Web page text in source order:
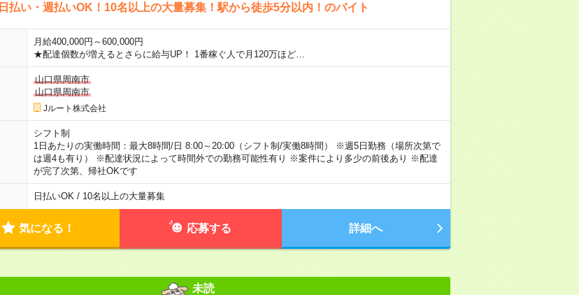
日払い・週払いOK！10名以上の大量募集！駅から徒歩5分以内！のバイト
月給400,000円～600,000円
★配達個数が増えるとさらに給与UP！ 1番稼ぐ人で月120万ほど…
山口県周南市
山口県周南市
Jルート株式会社
シフト制
1日あたりの実働時間：最大8時間/日 8:00～20:00（シフト制/実働8時間） ※週5日勤務（場所次第で
は週4も有り） ※配達状況によって時間外での勤務可能性有り ※案件により多少の前後あり ※配達
が完了次第、帰社OKです
日払いOK / 10名以上の大量募集
気になる！ 応募する 詳細へ
未読